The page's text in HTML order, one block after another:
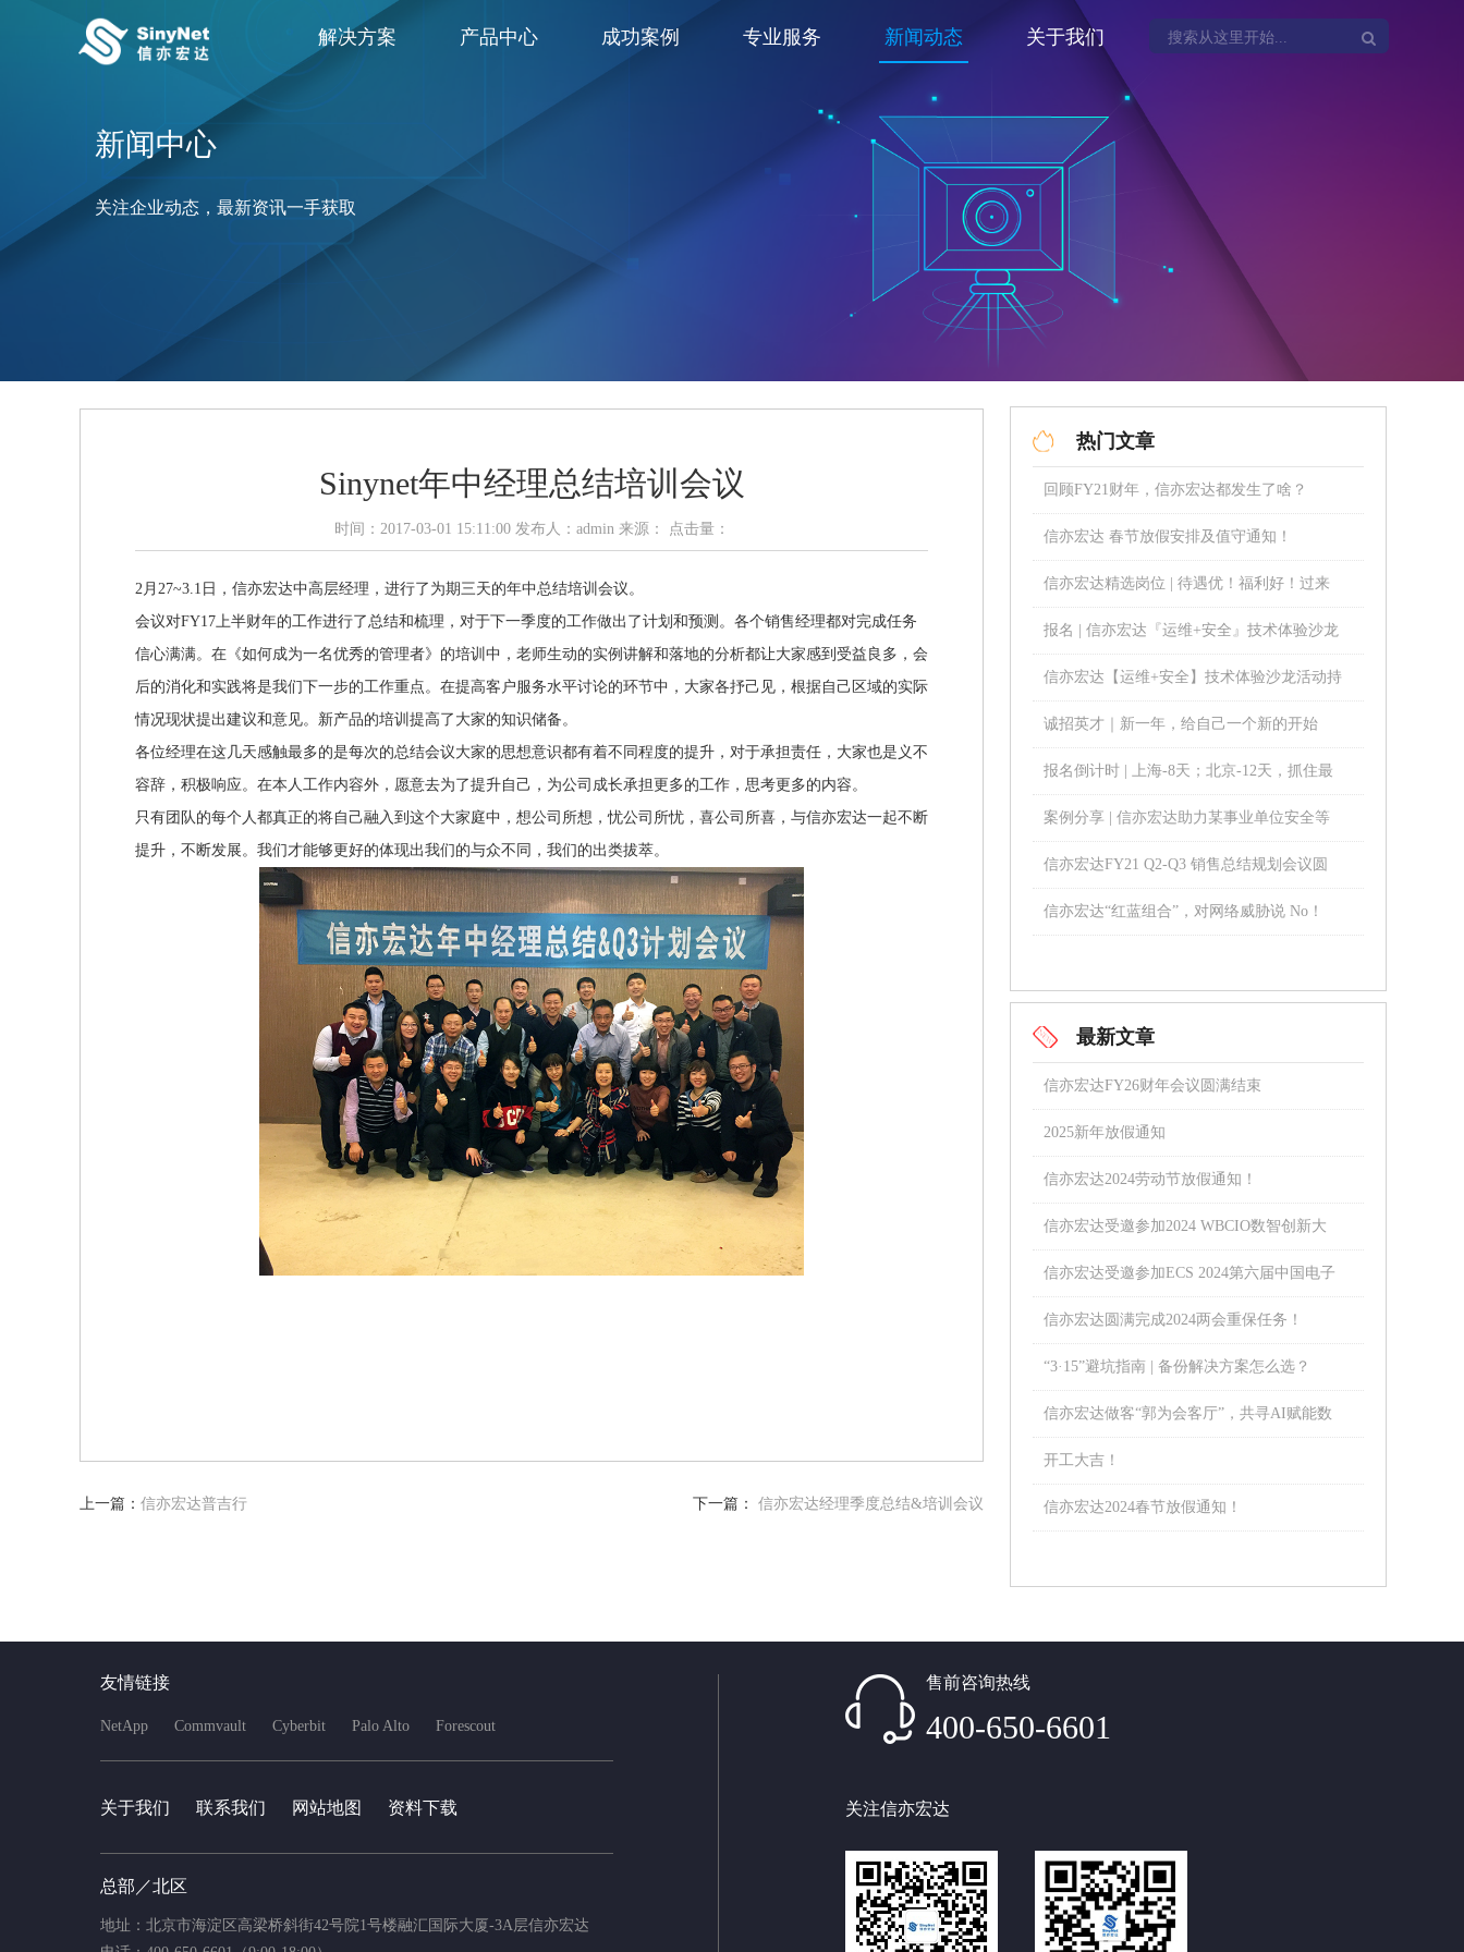
解决方案 产品中心 成功案例 专业服务 新闻动态 关于我们
新闻中心
关注企业动态，最新资讯一手获取
Sinynet年中经理总结培训会议
时间：2017-03-01 15:11:00 发布人：admin 来源： 点击量：
2月27~3.1日，信亦宏达中高层经理，进行了为期三天的年中总结培训会议。
会议对FY17上半财年的工作进行了总结和梳理，对于下一季度的工作做出了计划和预测。各个销售经理都对完成任务
信心满满。在《如何成为一名优秀的管理者》的培训中，老师生动的实例讲解和落地的分析都让大家感到受益良多，会
后的消化和实践将是我们下一步的工作重点。在提高客户服务水平讨论的环节中，大家各抒己见，根据自己区域的实际
情况现状提出建议和意见。新产品的培训提高了大家的知识储备。
各位经理在这几天感触最多的是每次的总结会议大家的思想意识都有着不同程度的提升，对于承担责任，大家也是义不
容辞，积极响应。在本人工作内容外，愿意去为了提升自己，为公司成长承担更多的工作，思考更多的内容。
只有团队的每个人都真正的将自己融入到这个大家庭中，想公司所想，忧公司所忧，喜公司所喜，与信亦宏达一起不断
提升，不断发展。我们才能够更好的体现出我们的与众不同，我们的出类拔萃。
上一篇： 信亦宏达普吉行 下一篇： 信亦宏达经理季度总结&培训会议
热门文章
回顾FY21财年，信亦宏达都发生了啥？
信亦宏达 春节放假安排及值守通知！
信亦宏达精选岗位 | 待遇优！福利好！过来
谈谈？
报名 | 信亦宏达『运维+安全』技术体验沙龙
活动即将开启！
信亦宏达【运维+安全】技术体验沙龙活动持
续进行中……
诚招英才｜新一年，给自己一个新的开始
报名倒计时 | 上海-8天；北京-12天，抓住最
后机会！
案例分享 | 信亦宏达助力某事业单位安全等
级保护项目！
信亦宏达FY21 Q2-Q3 销售总结规划会议圆
满结束！
信亦宏达“红蓝组合”，对网络威胁说 No！
最新文章
信亦宏达FY26财年会议圆满结束
2025新年放假通知
信亦宏达2024劳动节放假通知！
信亦宏达受邀参加2024 WBCIO数智创新大
会！
信亦宏达受邀参加ECS 2024第六届中国电子
通信与半导体CIO峰会
信亦宏达圆满完成2024两会重保任务！
“3·15”避坑指南 | 备份解决方案怎么选？
信亦宏达做客“郭为会客厅”，共寻AI赋能数
字化转型之路！
开工大吉！
信亦宏达2024春节放假通知！
友情链接
NetApp Commvault Cyberbit Palo Alto Forescout
关于我们 联系我们 网站地图 资料下载
总部／北区
地址：北京市海淀区高梁桥斜街42号院1号楼融汇国际大厦-3A层信亦宏达
售前咨询热线
400-650-6601
关注信亦宏达